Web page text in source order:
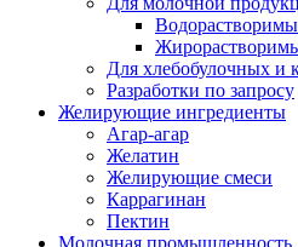
Для хлебобулочных и
Разработки по запросу
Желирующие ингредиенты
Агар-агар
Желатин
Желирующие смеси
Каррагинан
Пектин